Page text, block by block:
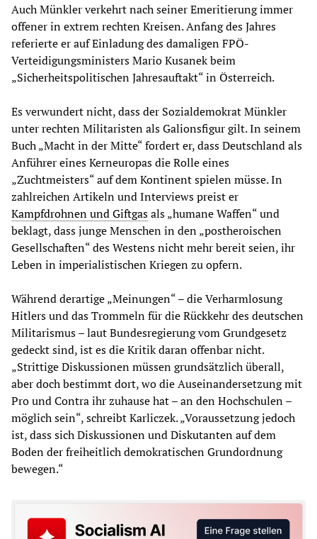
Auch Münkler verkehrt nach seiner Emeritierung immer
offener in extrem rechten Kreisen. Anfang des Jahres
referierte er auf Einladung des damaligen FPÖ-
Verteidigungsministers Mario Kusanek beim
„Sicherheitspolitischen Jahresauftakt“ in Österreich.
Es verwundert nicht, dass der Sozialdemokrat Münkler
unter rechten Militaristen als Galionsfigur gilt. In seinem
Buch „Macht in der Mitte“ fordert er, dass Deutschland als
Anführer eines Kerneuropas die Rolle eines
„Zuchtmeisters“ auf dem Kontinent spielen müsse. In
zahlreichen Artikeln und Interviews preist er
Kampfdrohnen und Giftgasals „humane Waffen“ und
beklagt, dass junge Menschen in den „postheroischen
Gesellschaften“ des Westens nicht mehr bereit seien, ihr
Leben in imperialistischen Kriegen zu opfern.
Während derartige „Meinungen“ – die Verharmlosung
Hitlers und das Trommeln für die Rückkehr des deutschen
Militarismus – laut Bundesregierung vom Grundgesetz
gedeckt sind, ist es die Kritik daran offenbar nicht.
„Strittige Diskussionen müssen grundsätzlich überall,
aber doch bestimmt dort, wo die Auseinandersetzung mit
Pro und Contra ihr zuhause hat – an den Hochschulen –
möglich sein“, schreibt Karliczek. „Voraussetzung jedoch
ist, dass sich Diskussionen und Diskutanten auf dem
Boden der freiheitlich demokratischen Grundordnung
bewegen.“